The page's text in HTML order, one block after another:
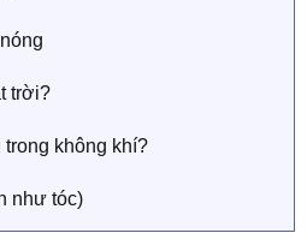
trời?
không khí?
như tóc)